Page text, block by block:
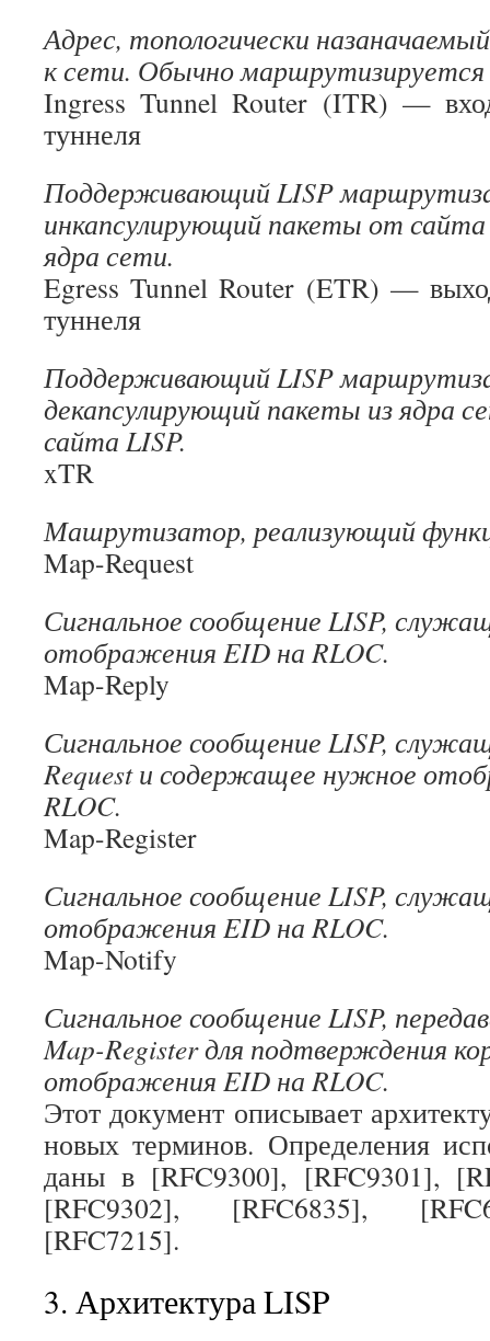
Адрес, топологически
к сети. Обычно
Ingress Tunnel Router (ITR) —
туннеля
Поддерживающий LISP
инкапсулирующий пакеты от сайта
ядра сети.
Egress Tunnel Router (ETR) —
туннеля
Поддерживающий LISP
декапсулирующий пакеты из ядра
сайта LISP.
xTR
Машрутизатор, реализующий
Map-Request
Сигнальное сообщение LISP,
отображения EID на RLOC.
Map-Reply
Сигнальное сообщение LISP,
Request и содержащее нужное
RLOC.
Map-Register
Сигнальное сообщение LISP,
отображения EID на RLOC.
Map-Notify
Сигнальное сообщение LISP,
Map-Register для подтверждения
отображения EID на RLOC.
Этот документ описывает
новых терминов. Определения
даны в [RFC9300], [RFC9301],
[RFC9302], [RFC6835],
[RFC7215].
3. Архитектура LISP